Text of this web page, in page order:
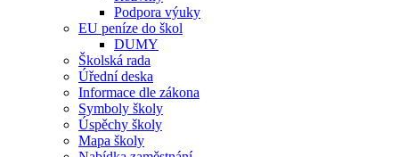
Podpora výuky
EU peníze do škol
DUMY
Školská rada
Úřední deska
Informace dle zákona
Symboly školy
Úspěchy školy
Mapa školy